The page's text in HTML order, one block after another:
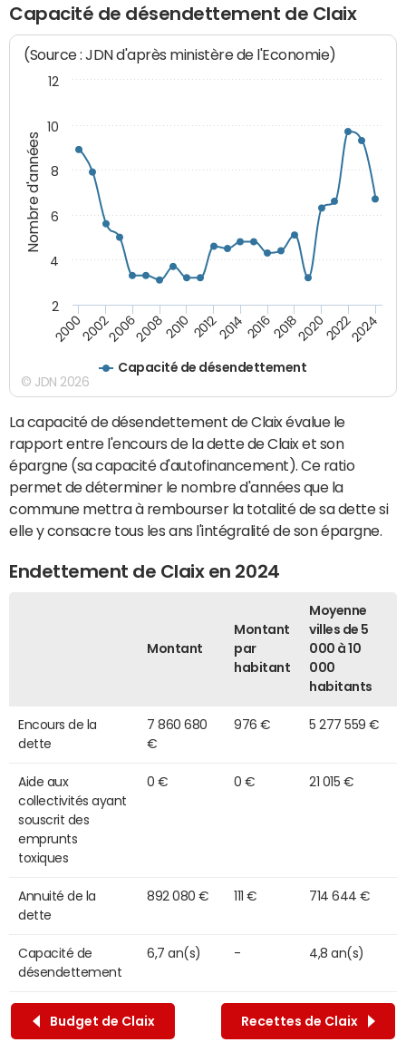
Capacité de désendettement de Claix
Nombre d'années
(Source : JDN d'après ministère de l'Economie)
Capacité de désendettement
20002002200620082010 2012201420162018202020222024
2
4
6
8
10
12
© JDN 2026
La capacité de désendettement de Claix évalue le
rapport entre l'encours de la dette de Claix et son
épargne (sa capacité d'autofinancement). Ce ratio
permet de déterminer le nombre d'années que la
commune mettra à rembourser la totalité de sa dette si
elle y consacre tous les ans l'intégralité de son épargne.
Endettement de Claix en 2024
Montant
Montant
par
habitant
Moyenne
villes de 5
000 à 10
000
habitants
Encours de la
dette
7 860 680
€
976 € 5 277 559 €
Aide aux
collectivités ayant
souscrit des
emprunts
toxiques
0 € 0 € 21 015 €
Annuité de la
dette
892 080 € 111 € 714 644 €
Capacité de
désendettement
6,7 an(s) - 4,8 an(s)
Budget de Claix Recettes de Claix